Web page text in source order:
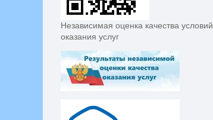
Независимая оценка качества условий
оказания услуг